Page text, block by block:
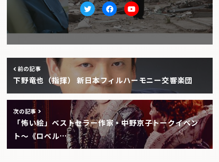
TwitterfacebookYoutube
前の記事
下野竜也（指揮） 新日本フィルハーモニー交響楽団
次の記事
「怖い絵」ベストセラー作家・中野京子トークイベン
ト〜《ロベル…